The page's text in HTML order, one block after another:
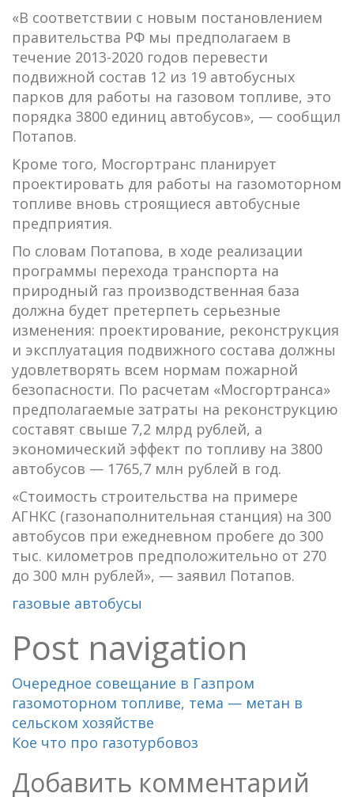
«В соответствии с новым постановлением
правительства РФ мы предполагаем в
течение 2013-2020 годов перевести
подвижной состав 12 из 19 автобусных
парков для работы на газовом топливе, это
порядка 3800 единиц автобусов», — сообщил
Потапов.
Кроме того, Мосгортранс планирует
проектировать для работы на газомоторном
топливе вновь строящиеся автобусные
предприятия.
По словам Потапова, в ходе реализации
программы перехода транспорта на
природный газ производственная база
должна будет претерпеть серьезные
изменения: проектирование, реконструкция
и эксплуатация подвижного состава должны
удовлетворять всем нормам пожарной
безопасности. По расчетам «Мосгортранса»
предполагаемые затраты на реконструкцию
составят свыше 7,2 млрд рублей, а
экономический эффект по топливу на 3800
автобусов — 1765,7 млн рублей в год.
«Стоимость строительства на примере
АГНКС (газонаполнительная станция) на 300
автобусов при ежедневном пробеге до 300
тыс. километров предположительно от 270
до 300 млн рублей», — заявил Потапов.
газовые автобусы
Post navigation
Очередное совещание в Газпром
газомоторном топливе, тема — метан в
сельском хозяйстве
Кое что про газотурбовоз
Добавить комментарий